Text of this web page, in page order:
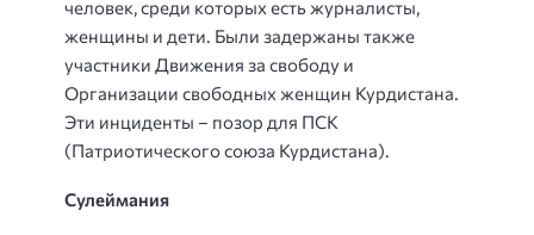
человек, среди которых есть журналисты,
женщины и дети. Были задержаны также
участники Движения за свободу и
Организации свободных женщин Курдистана.
Эти инциденты – позор для ПСК
(Патриотического союза Курдистана).
Сулеймания